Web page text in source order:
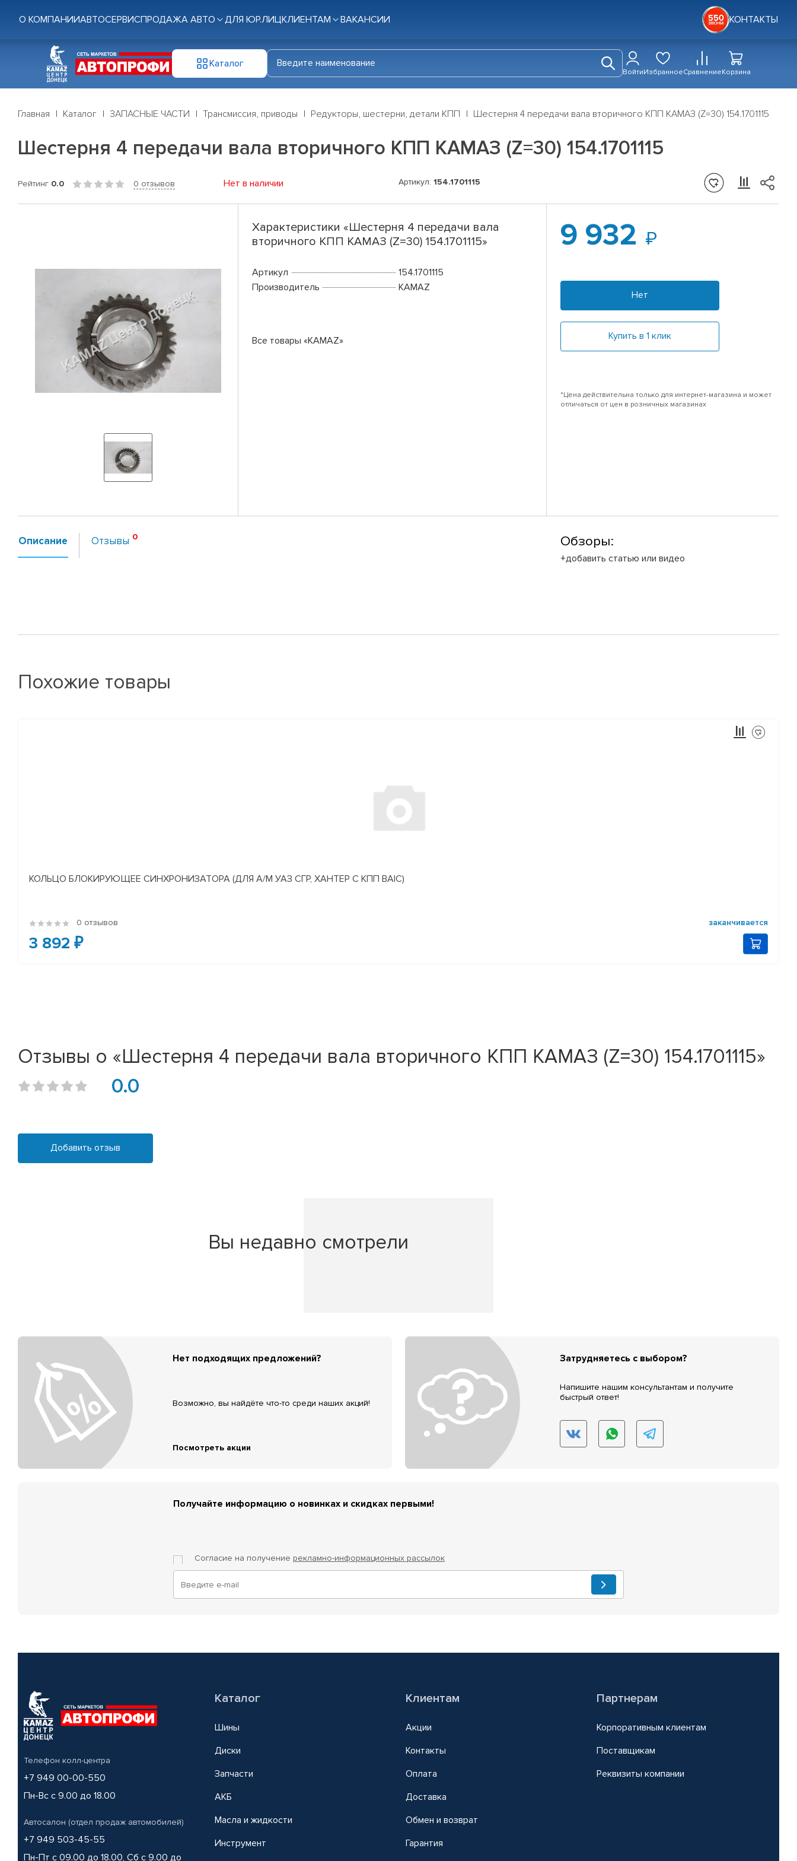
О КОМПАНИИАВТОСЕРВИСПРОДАЖА АВТО ДЛЯ ЮР.ЛИЦКЛИЕНТАМ ВАКАНСИИ КОНТАКТЫ
Каталог
ВойтиИзбранноеСравнениеКорзина
Главная Каталог ЗАПАСНЫЕ ЧАСТИ Трансмиссия, приводы Редукторы, шестерни, детали КПП Шестерня 4 передачи вала вторичного КПП КАМАЗ (Z=30) 154.1701115
Шестерня 4 передачи вала вторичного КПП КАМАЗ (Z=30) 154.1701115
Рейтинг 0.0 0 отзывов Нет в наличии Артикул: 154.1701115
Характеристики «Шестерня 4 передачи вала
вторичного КПП КАМАЗ (Z=30) 154.1701115»
Артикул
154.1701115
Производитель
KAMAZ
Все товары «KAMAZ»
9 932
Нет
Купить в 1 клик
*Цена действительна только для интернет-магазина и может
отличаться от цен в розничных магазинах
Описание Отзывы Обзоры:
+добавить статью или видео
Похожие товары
КОЛЬЦО БЛОКИРУЮЩЕЕ СИНХРОНИЗАТОРА (ДЛЯ А/М УАЗ СГР, ХАНТЕР С КПП BAIC)
0 отзывов заканчивается
3 892 ₽
Отзывы о «Шестерня 4 передачи вала вторичного КПП КАМАЗ (Z=30) 154.1701115»
0.0
Добавить отзыв
Вы недавно смотрели
Нет подходящих предложений?
Возможно, вы найдёте что-то среди наших акций!
Посмотреть акции
Затрудняетесь с выбором?
Напишите нашим консультантам и получите
быстрый ответ!
Получайте информацию о новинках и скидках первыми!
Согласие на получение рекламно-информационных рассылок
Телефон колл-центра
+7 949 00-00-550
Пн-Вс с 9.00 до 18.00
Автосалон (отдел продаж автомобилей)
+7 949 503-45-55
Пн-Пт с 09.00 до 18.00, Сб с 9.00 до
Каталог
Шины
Диски
Запчасти
АКБ
Масла и жидкости
Инструмент
Клиентам
Акции
Контакты
Оплата
Доставка
Обмен и возврат
Гарантия
Партнерам
Корпоративным клиентам
Поставщикам
Реквизиты компании